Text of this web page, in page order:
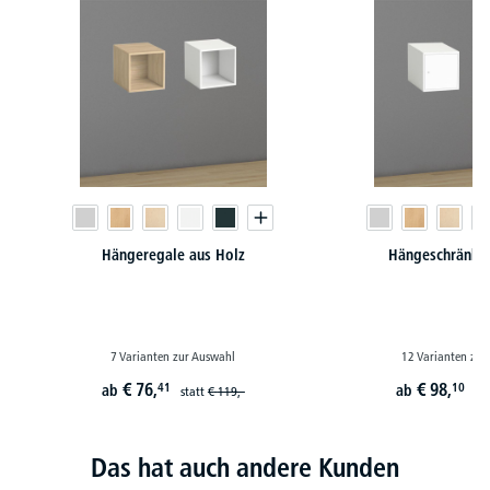
Hängeregale aus Holz
7 Varianten zur Auswahl
ab € 76,41 statt€ 119,-
12 Varianten zur
ab € 98,10
Das hat auch andere Kunden